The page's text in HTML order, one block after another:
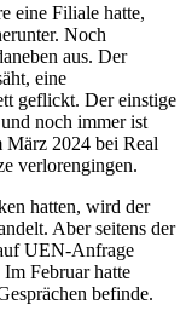
eine Filiale hatte,
Noch
aus. Der
eine
geflickt. Der einstige
noch immer ist
2024 bei Real
verlorengingen.
hatten, wird der
Aber seitens der
UEN-Anfrage
Februar hatte
befinde.